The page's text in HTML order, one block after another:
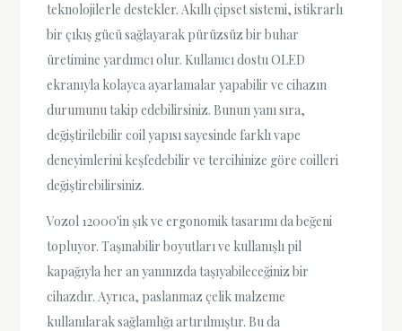
teknolojilerle destekler. Akıllı çipset sistemi, istikrarlı
bir çıkış gücü sağlayarak pürüzsüz bir buhar
üretimine yardımcı olur. Kullanıcı dostu OLED
ekranıyla kolayca ayarlamalar yapabilir ve cihazın
durumunu takip edebilirsiniz. Bunun yanı sıra,
değiştirilebilir coil yapısı sayesinde farklı vape
deneyimlerini keşfedebilir ve tercihinize göre coilleri
değiştirebilirsiniz.
Vozol 12000'in şık ve ergonomik tasarımı da beğeni
topluyor. Taşınabilir boyutları ve kullanışlı pil
kapağıyla her an yanınızda taşıyabileceğiniz bir
cihazdır. Ayrıca, paslanmaz çelik malzeme
kullanılarak sağlamlığı artırılmıştır. Bu da